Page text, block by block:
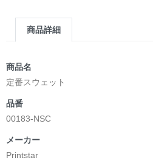
商品詳細
商品名
定番スウェット
品番
00183-NSC
メーカー
Printstar